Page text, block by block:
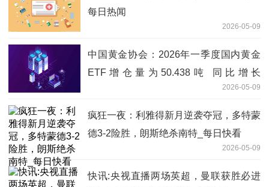
每日热闻
2026-05-09
中国黄金协会：2026年一季度国内黄金
ETF增仓量为50.438吨 同比增长
2026-05-09
疯狂一夜：利雅得新月逆袭夺冠，多特蒙
德3-2险胜，朗斯绝杀南特_每日快看
2026-05-09
快讯:央视直播两场英超，曼联获胜必进